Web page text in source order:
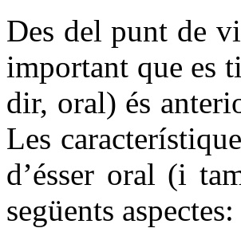
Des del punt de
important que es
dir, oral) és
Les
d’ésser oral (i
següents aspectes: